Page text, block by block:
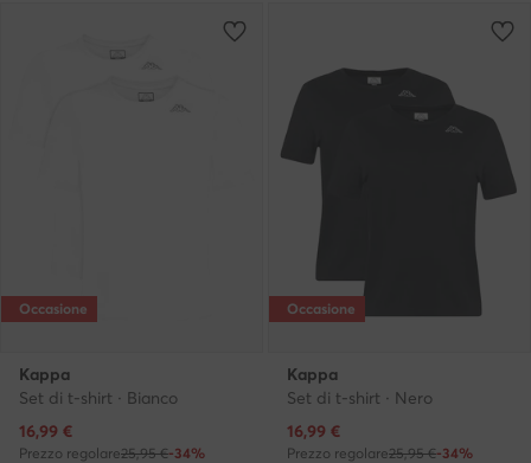
Occasione
Kappa
Set di t-shirt · Bianco
Prezzo attuale
16,99 €
Prezzo regolare25,95 €-34%
Occasione
Kappa
Set di t-shirt · Nero
Prezzo attuale
16,99 €
Prezzo regolare25,95 €-34%